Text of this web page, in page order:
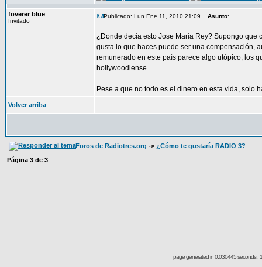
foverer blue
Invitado
Publicado: Lun Ene 11, 2010 21:09 Asunto:
¿Donde decía esto Jose María Rey? Supongo que
gusta lo que haces puede ser una compensación,
remunerado en este país parece algo utópico, los
hollywoodiense.
Pese a que no todo es el dinero en esta vida, solo
Volver arriba
Foros de Radiotres.org -> ¿Cómo te gustaría RADIO 3?
Página 3 de 3
page generated in 0.030445 seconds :